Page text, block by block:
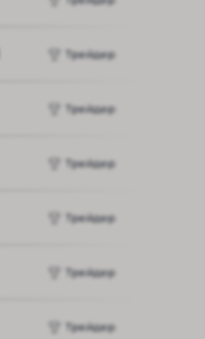
Трейдер
Трейдер
Трейдер
Трейдер
Трейдер
Трейдер